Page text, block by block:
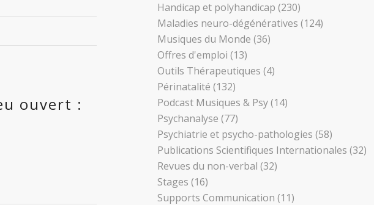
ouvert :
Handicap et polyhandicap (230)
Maladies neuro-dégénératives (124)
Musiques du Monde (36)
Offres d'emploi (13)
Outils Thérapeutiques (4)
Périnatalité (132)
Podcast Musiques & Psy(14)
Psychanalyse (77)
Psychiatrie et psycho-pathologies (58)
Publications Scientifiques Internationales (32)
Revues du non-verbal (32)
Stages (16)
Supports Communication (11)